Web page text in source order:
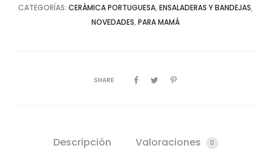
CATEGORÍAS: CERÁMICA PORTUGUESA, ENSALADERAS Y BANDEJAS,
NOVEDADES, PARA MAMÁ
SHARE
Descripción Valoraciones 0